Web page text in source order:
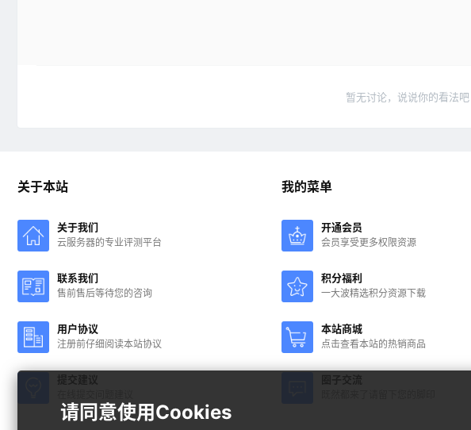
暂无讨论，说说你的看法吧
关于本站
关于我们
云服务器的专业评测平台
联系我们
售前售后等待您的咨询
用户协议
注册前仔细阅读本站协议
提交建议
我的菜单
开通会员
会员享受更多权限资源
积分福利
一大波精选积分资源下载
本站商城
点击查看本站的热销商品
圈子交流
请同意使用Cookies